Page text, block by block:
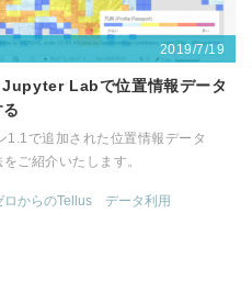
2019/7/19
Jupyter Labで位置情報データ
で追加された位置情報データ
ご紹介いたします。
ロからのTellus
データ利用